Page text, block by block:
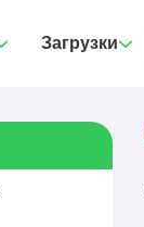
Загрузки